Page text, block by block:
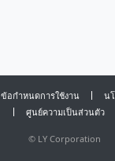
ข้อกำหนดการใช้งาน
น
ศูนย์ความเป็นส่วนตัว
© LY Corporation